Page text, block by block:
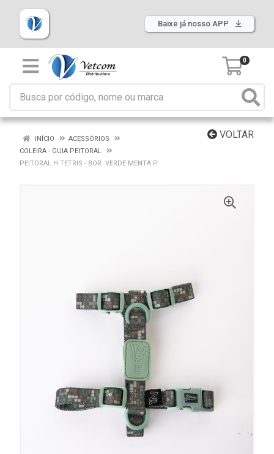
Baixe já nosso APP
0
VOLTAR
INÍCIO
ACESSÓRIOS
COLEIRA - GUIA PEITORAL
PEITORAL H TETRIS - BOR. VERDE MENTA P